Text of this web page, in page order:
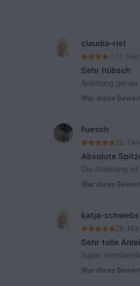
claudia-rist
11.
Sehr hübsch
Anleitung
War diese
Fuesch
22.
Absolute
Die Anleitung
War diese
katja-schwebs
28.
Sehr tolle
Super
War diese